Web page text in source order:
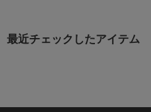
最近チェックしたアイテム